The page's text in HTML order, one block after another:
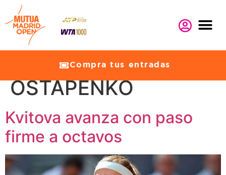
Compra tus entradas
Etiqueta:JELENA
OSTAPENKO
Kvitova avanza con paso
firme a octavos